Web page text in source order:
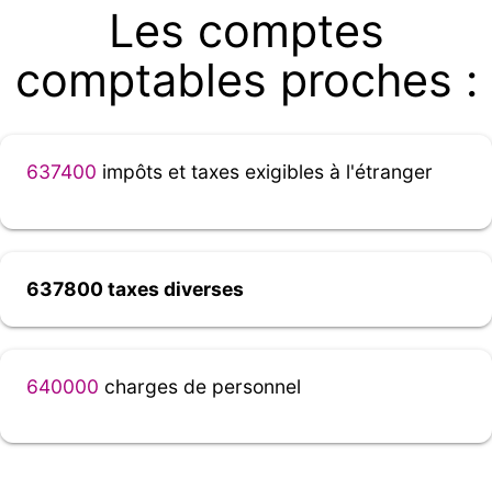
Les comptes
comptables proches :
637400 impôts et taxes exigibles à l'étranger
637800 taxes diverses
640000 charges de personnel